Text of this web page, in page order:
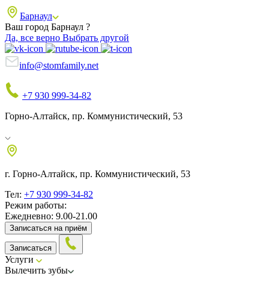
Барнаул
Ваш город Барнаул ?
Да, все верно Выбрать другой
info@stomfamily.net
+7 930 999-34-82
Горно-Алтайск, пр. Коммунистический, 53
г. Горно-Алтайск, пр. Коммунистический, 53
Тел: +7 930 999-34-82
Режим работы:
Ежедневно: 9.00-21.00
Записаться на приём
Записаться
Услуги
Вылечить зубы